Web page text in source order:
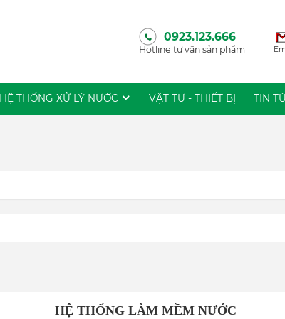
0923.123.666
Hotline tư vấn sản phẩm
HỆ THỐNG XỬ LÝ NƯỚC VẬT TƯ - THIẾT BỊ TIN
HỆ THỐNG LÀM MỀM NƯỚC